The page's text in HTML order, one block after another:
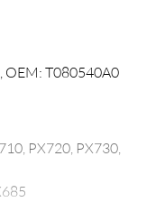
OEM: T080540A0
PX720, PX730,